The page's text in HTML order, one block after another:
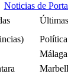
Noticias de
Política